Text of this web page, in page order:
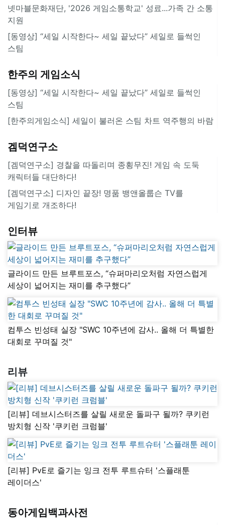
넷마블문화재단, '2026 게임소통학교' 성료...가족 간 소통
지원
[동영상] “세일 시작한다~ 세일 끝났다” 세일로 들썩인
스팀
한주의 게임소식
[동영상] “세일 시작한다~ 세일 끝났다” 세일로 들썩인
스팀
[한주의게임소식] 세일이 불러온 스팀 차트 역주행의 바람
겜덕연구소
[겜덕연구소] 경찰을 따돌리며 종횡무진! 게임 속 도둑
캐릭터들 대단하다!
[겜덕연구소] 디자인 끝장! 명품 뱅앤올룹슨 TV를
게임기로 개조하다!
인터뷰
글라이드 만든 브루트포스, “슈퍼마리오처럼 자연스럽게
세상이 넓어지는 재미를 추구했다”
컴투스 빈성태 실장 "SWC 10주년에 감사.. 올해 더 특별한
대회로 꾸며질 것"
리뷰
[리뷰] 데브시스터즈를 살릴 새로운 돌파구 될까? 쿠키런
방치형 신작 '쿠키런 크럼블'
[리뷰] PvE로 즐기는 잉크 전투 루트슈터 '스플래툰
레이더스'
동아게임백과사전